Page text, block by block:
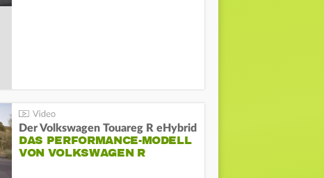
Der Volkswagen Touareg R eHybrid
DAS PERFORMANCE-MODELL
VON VOLKSWAGEN R